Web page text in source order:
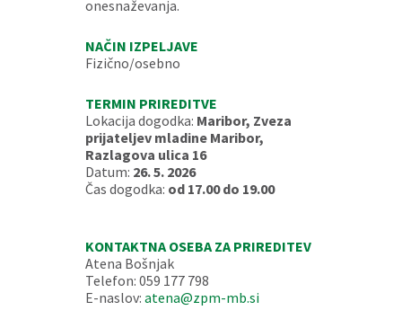
onesnaževanja.
NAČIN IZPELJAVE
Fizično/osebno
TERMIN PRIREDITVE
Lokacija dogodka: Maribor, Zveza
prijateljev mladine Maribor,
Razlagova ulica 16
Datum: 26. 5. 2026
Čas dogodka: od 17.00 do 19.00
KONTAKTNA OSEBA ZA PRIREDITEV
Atena Bošnjak
Telefon: 059 177 798
E-naslov: atena@zpm-mb.si